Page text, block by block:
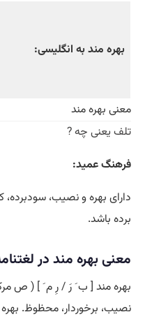
بهره مند به انگلیسی:
معنی بهره مند
تلف یعنی چه ?
فرهنگ عمید:
دارای بهره و نصیب،
برده باشد.
معنی بهره مند در
بهره مند [ ب َ رَ / رِ م َ ] ( ص
نصیب، برخوردار، محظوظ.